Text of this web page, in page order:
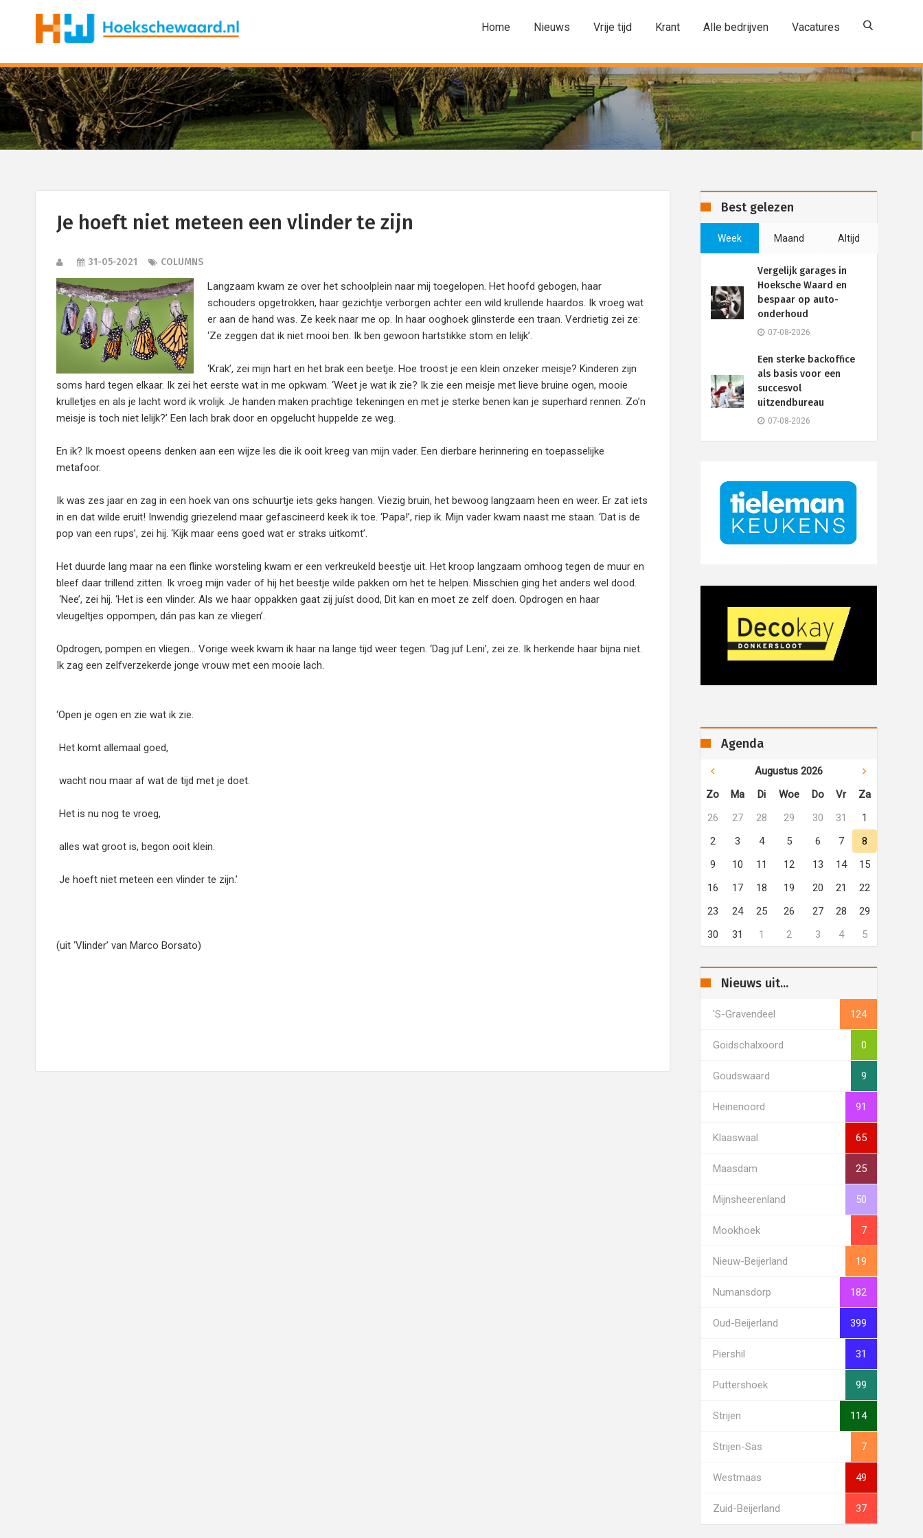
Home Nieuws Vrije tijd Krant Alle bedrijven Vacatures
Je hoeft niet meteen een vlinder te zijn
31-05-2021 COLUMNS
Langzaam kwam ze over het schoolplein naar mij toegelopen. Het hoofd gebogen, haar
schouders opgetrokken, haar gezichtje verborgen achter een wild krullende haardos. Ik vroeg wat
er aan de hand was. Ze keek naar me op. In haar ooghoek glinsterde een traan. Verdrietig zei ze:
‘Ze zeggen dat ik niet mooi ben. Ik ben gewoon hartstikke stom en lelijk’.
‘Krak’, zei mijn hart en het brak een beetje. Hoe troost je een klein onzeker meisje? Kinderen zijn
soms hard tegen elkaar. Ik zei het eerste wat in me opkwam. ‘Weet je wat ik zie? Ik zie een meisje met lieve bruine ogen, mooie
krulletjes en als je lacht word ik vrolijk. Je handen maken prachtige tekeningen en met je sterke benen kan je superhard rennen. Zo’n
meisje is toch niet lelijk?’ Een lach brak door en opgelucht huppelde ze weg.
En ik? Ik moest opeens denken aan een wijze les die ik ooit kreeg van mijn vader. Een dierbare herinnering en toepasselijke
metafoor.
Ik was zes jaar en zag in een hoek van ons schuurtje iets geks hangen. Viezig bruin, het bewoog langzaam heen en weer. Er zat iets
in en dat wilde eruit! Inwendig griezelend maar gefascineerd keek ik toe. ‘Papa!’, riep ik. Mijn vader kwam naast me staan. ‘Dat is de
pop van een rups’, zei hij. ‘Kijk maar eens goed wat er straks uitkomt’.
Het duurde lang maar na een flinke worsteling kwam er een verkreukeld beestje uit. Het kroop langzaam omhoog tegen de muur en
bleef daar trillend zitten. Ik vroeg mijn vader of hij het beestje wilde pakken om het te helpen. Misschien ging het anders wel dood.
‘Nee’, zei hij. ‘Het is een vlinder. Als we haar oppakken gaat zij juíst dood, Dit kan en moet ze zelf doen. Opdrogen en haar
vleugeltjes oppompen, dán pas kan ze vliegen’.
Opdrogen, pompen en vliegen... Vorige week kwam ik haar na lange tijd weer tegen. ‘Dag juf Leni’, zei ze. Ik herkende haar bijna niet.
Ik zag een zelfverzekerde jonge vrouw met een mooie lach.
‘Open je ogen en zie wat ik zie.
Het komt allemaal goed,
wacht nou maar af wat de tijd met je doet.
Het is nu nog te vroeg,
alles wat groot is, begon ooit klein.
Je hoeft niet meteen een vlinder te zijn.’
(uit ‘Vlinder’ van Marco Borsato)
Best gelezen
Week Maand Altijd
Vergelijk garages in
Hoeksche Waard en
bespaar op auto-
onderhoud
07-08-2026
Een sterke backoffice
als basis voor een
succesvol
uitzendbureau
07-08-2026
Agenda
Augustus 2026
Zo
Ma Di Woe Do Vr
Za
26
27 28 29 30 31
1
2
3 4 5 6 7
8
9
10 11 12 13 14
15
16
17 18 19 20 21
22
23
24 25 26 27 28
29
30
31 1 2 3 4 5
Nieuws uit...
's-Gravendeel 124
Goidschalxoord 0
Goudswaard 9
Heinenoord 91
Klaaswaal 65
Maasdam 25
Mijnsheerenland 50
Mookhoek 7
Nieuw-Beijerland 19
Numansdorp 182
Oud-Beijerland 399
Piershil 31
Puttershoek 99
Strijen 114
Strijen-Sas 7
Westmaas 49
Zuid-Beijerland 37